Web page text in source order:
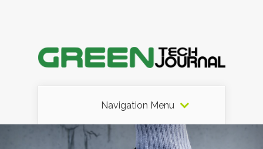
Navigation Menu